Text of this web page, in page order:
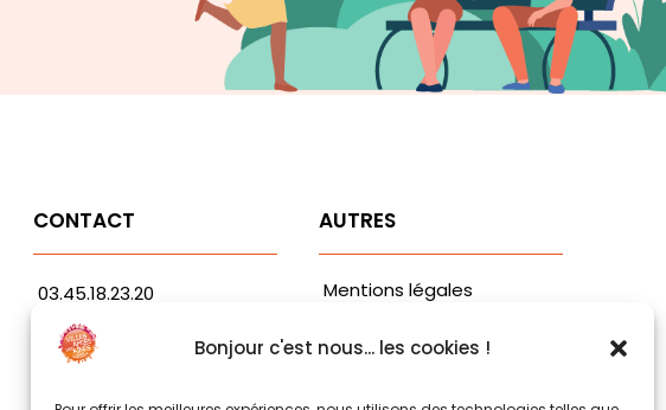
Bonjour c'est nous... les cookies !
CONTACT
03.45.18.23.20
contact@rfvaa.com
1 Avenue Garibaldi
AUTRES
Mentions légales
confidentialité